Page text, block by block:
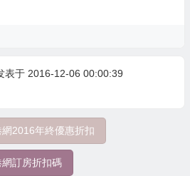
表于 2016-12-06 00:00:39
2016年終優惠折扣
訂房折扣碼